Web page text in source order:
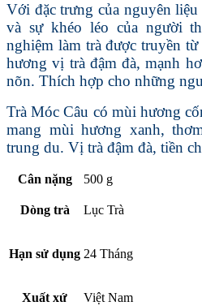
Với đặc trưng của nguyên
và sự khéo léo của người
nghiệm làm trà được truyền
hương vị trà đậm đà, mạnh
nõn. Thích hợp cho những
Trà Móc Câu có mùi hương
mang mùi hương xanh,
trung du. Vị trà đậm đà, tiền
Cân nặng 500 g
Dòng trà Lục Trà
Hạn sử dụng 24 Tháng
Xuất xứ Việt Nam